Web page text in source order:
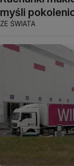
myśli
ZE ŚWIATA